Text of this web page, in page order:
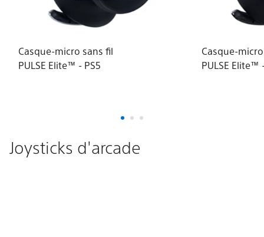
Casque-micro sans fil
PULSE Elite™ - PS5
Casque-
PULSE Elite™
Joysticks d'arcade